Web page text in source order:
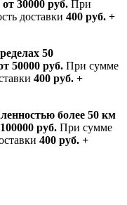
от 30000 руб. При
доставки 400 руб. +
50
50000 руб. При сумме
400 руб. +
более 50 км
руб. При сумме
400 руб. +